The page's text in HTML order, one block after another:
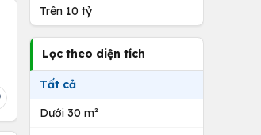
Trên 10 tỷ
Lọc theo diện tích
Tất cả
Dưới 30 m²